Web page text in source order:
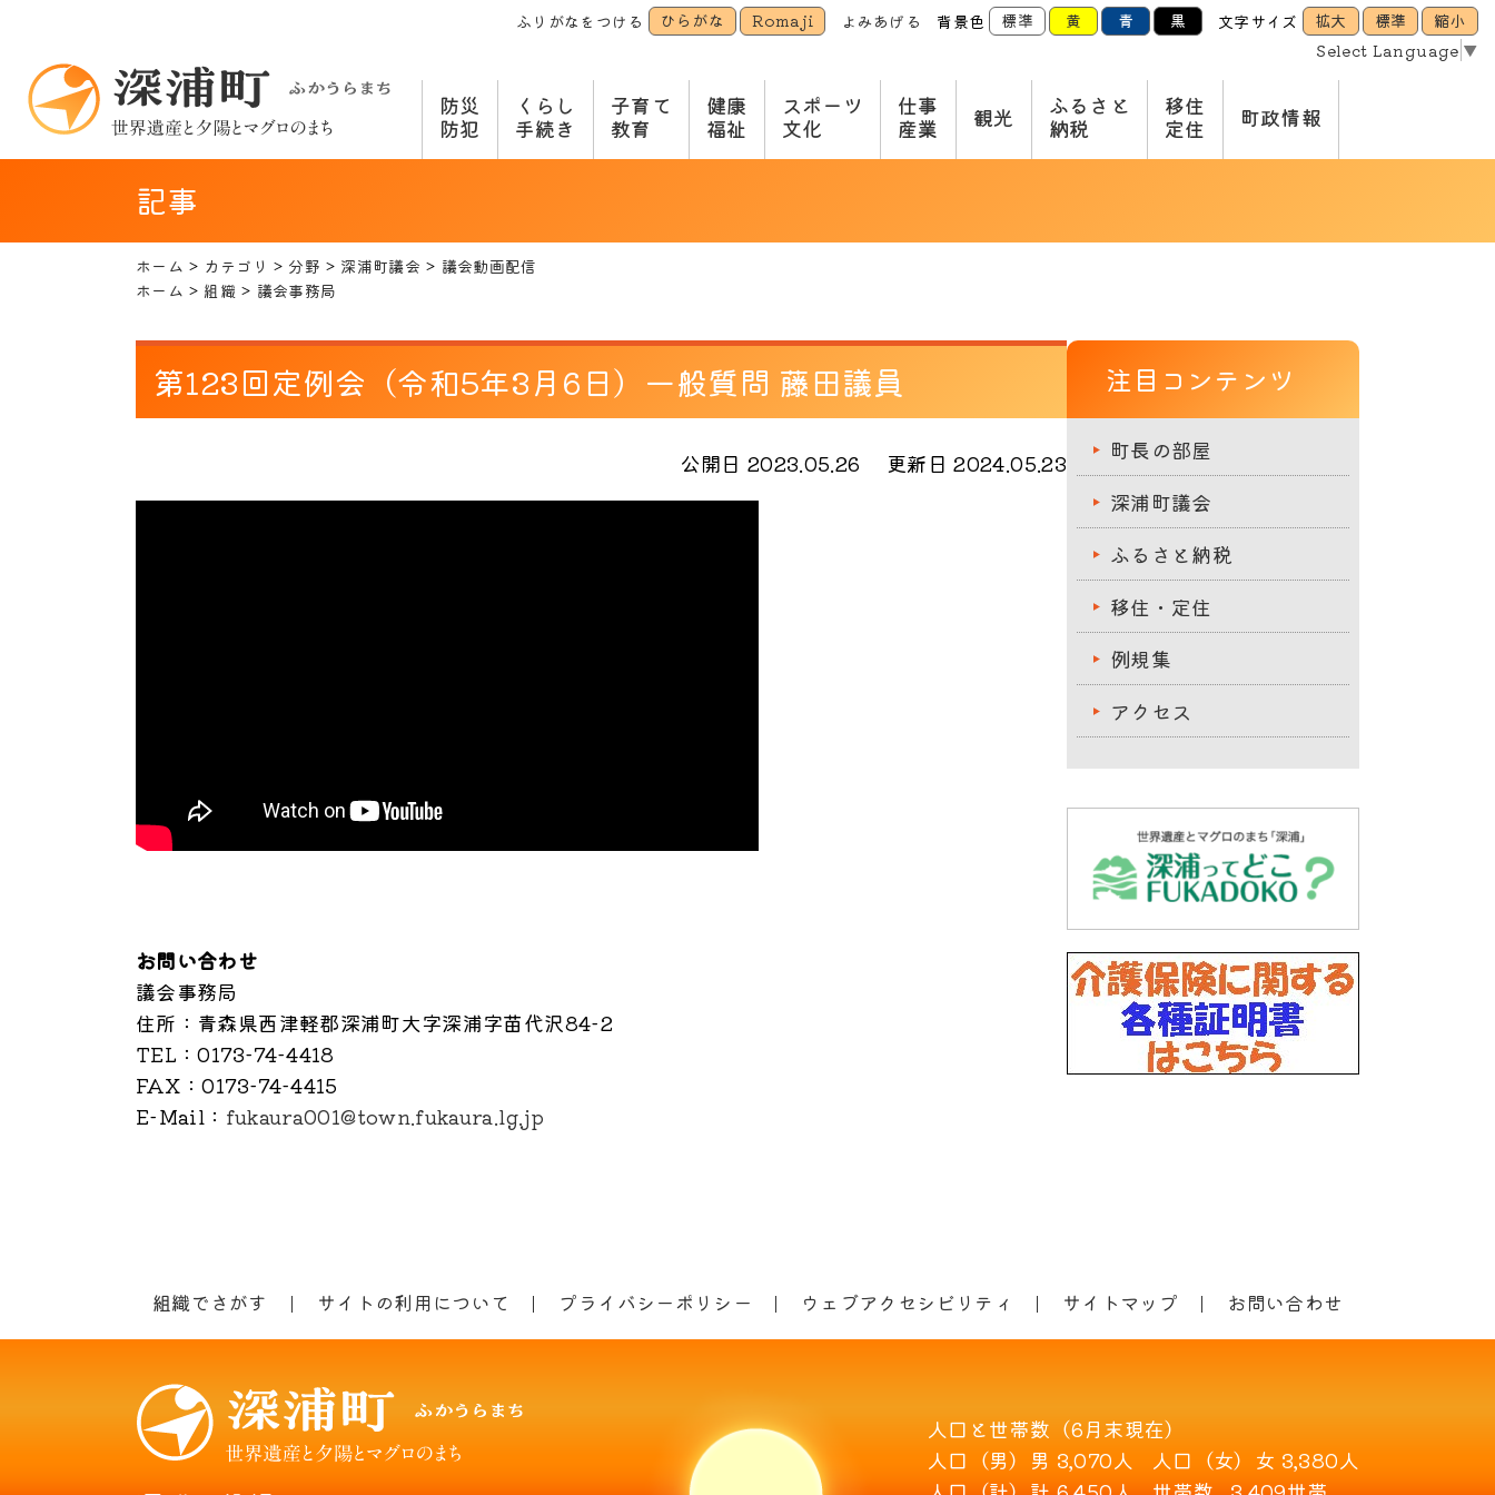
ふりがなをつける ひらがな Romaji よみあげる 背景色 標準 黄 青 黒 文字サイズ 拡大 標準
縮小
Select Language ▼
防災
防犯
くらし
手続き
子育て
教育
健康
福祉
スポーツ
文化
仕事
産業
観光
ふるさと
納税
移住
定住
町政情報
記事
ホーム カテゴリ 分野 深浦町議会
議会動画配信
ホーム
組織 議会事務局
第123回定例会（令和5年3月6日）一般質問 藤田議員
公開日 2023.05.26 更新日 2024.05.23
お問い合わせ
議会事務局
住所 ：青森県西津軽郡深浦町大字深浦字苗代沢84-2
TEL ：0173-74-4418
FAX ：0173-74-4415
E-Mail ： fukaura001@town.fukaura.lg.jp
注目コンテンツ
町長の部屋
深浦町議会
ふるさと納税
移住・定住
例規集
アクセス
組織でさがす サイトの利用について プライバシーポリシー ウェブアクセシビリティ サイトマップ お問い合わせ
人口と世帯数（6月末現在）
人口（男） 男 3,070人 人口（女） 女 3,380人